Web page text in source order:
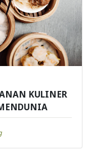
KULINER